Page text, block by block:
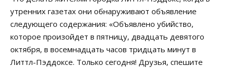
утренних газетах они обнаруживают объявление
следующего содержания: «Объявлено убийство,
которое произойдет в пятницу, двадцать девятого
октября, в восемнадцать часов тридцать минут в
Литтл-Пэддоксе. Только сегодня! Друзья, спешите